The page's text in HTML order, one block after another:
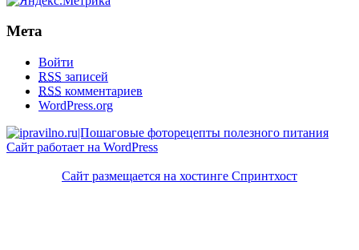
Мета
Войти
RSS записей
RSS комментариев
WordPress.org
Сайт работает на WordPress
Сайт размещается на хостинге Спринтхост